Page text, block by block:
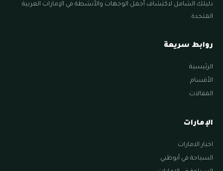
دليلك الشامل لاكتشاف أجمل الوجهات والأنشطة في الإمارات العربية
المتحدة.
روابط سريعة
الرئيسية
الأقسام
المقالات
الإمارات
اخبار الامارات
السياحة في أبوظبي